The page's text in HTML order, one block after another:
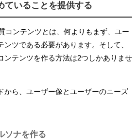
ていることを提供する
コンテンツとは、何よりもまず、ユー
ンツである必要があります。そして、
ンテンツを作る方法は2つしかありませ
から、ユーザー像とユーザーのニーズ
ソナを作る